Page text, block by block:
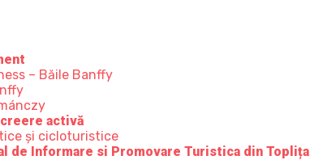
– Băile Banffy
activă
şi cicloturistice
de Informare si Promovare Turistica din Toplița